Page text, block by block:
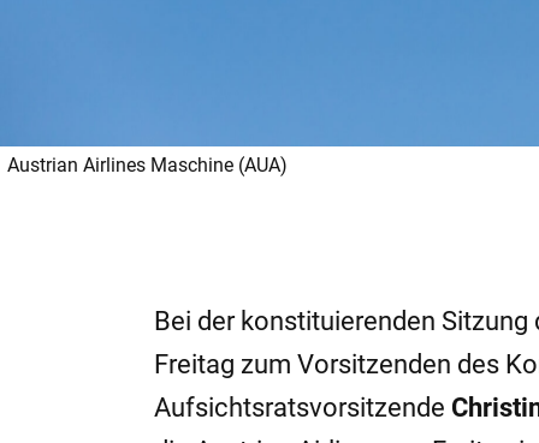
Austrian Airlines Maschine (AUA)
Bei der konstituierenden
Freitag zum Vorsitzenden des
Aufsichtsratsvorsitzende